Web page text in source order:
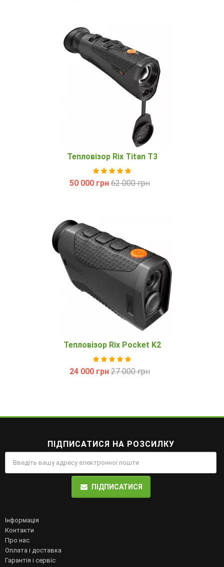
Тепловізор Rix Titan T3
50 000 грн 62 000 грн
Тепловізор Rix Pocket K2
24 000 грн 27 000 грн
ПІДПИСАТИСЯ НА РОЗСИЛКУ
ПІДПИСАТИСЯ
Інформація
Контакти
Про нас
Оплата і доставка
Гарантія і сервіс